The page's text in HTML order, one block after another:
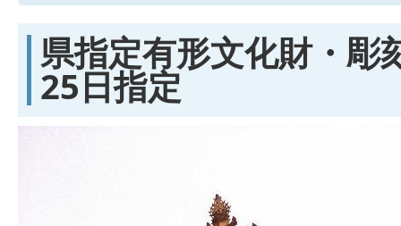
県指定有形文化財・彫
25日指定